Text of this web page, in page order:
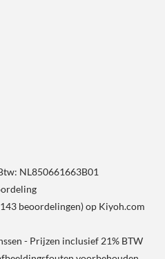
NL850661663B01
beoordelingen) op Kiyoh.com
- Prijzen inclusief 21% BTW